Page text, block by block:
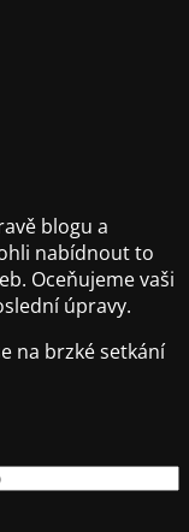
blogu a
nabídnout to
Oceňujeme vaši
úpravy.
na brzké setkání